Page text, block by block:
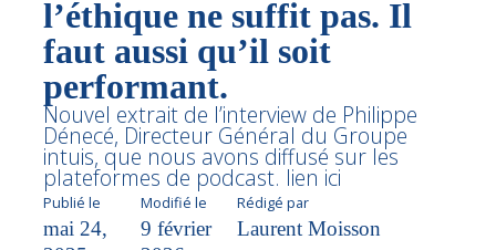
l’éthique ne suffit pas. Il
faut aussi qu’il soit
performant.
Nouvel extrait de l’interview de Philippe
Dénecé, Directeur Général du Groupe
intuis, que nous avons diffusé sur les
plateformes de podcast. lien ici
Publié le
mai 24,
Modifié le
9 février
Rédigé par
Laurent Moisson